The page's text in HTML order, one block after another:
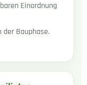
Einordnung
der Bauphase.